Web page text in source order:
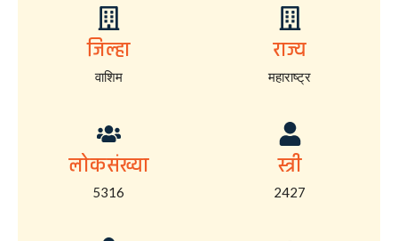
जिल्हा
वाशिम
राज्य
महाराष्ट्र
लोकसंख्या
5316
स्त्री
2427